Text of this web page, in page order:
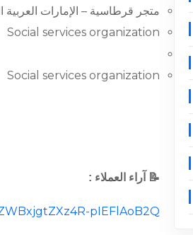
متجر قرطاسية – الإمارات العربية
Social services organization
Social services organization
📝 آراء العملاء :
pIEFlAoB2Q